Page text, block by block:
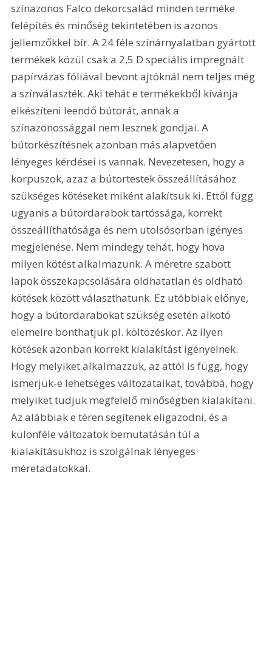
színazonos Falco dekorcsalád minden terméke
felépítés és minőség tekintetében is azonos
jellemzőkkel bír. A 24 féle színárnyalatban gyártott
termékek közül csak a 2,5 D speciális impregnált
papírvázas fóliával bevont ajtóknál nem teljes még
a színválaszték. Aki tehát e termékekből kívánja
elkészíteni leendő bútorát, annak a
színazonossággal nem lesznek gondjai. A
bútorkészítésnek azonban más alapvetően
lényeges kérdései is vannak. Nevezetesen, hogy a
korpuszok, azaz a bútortestek összeállításához
szükséges kötéseket miként alakítsuk ki. Ettől függ
ugyanis a bútordarabok tartóssága, korrekt
összeállíthatósága és nem utolsósorban igényes
megjelenése. Nem mindegy tehát, hogy hova
milyen kötést alkalmazunk. A méretre szabott
lapok összekapcsolására oldhatatlan és oldható
kötések között választhatunk. Ez utóbbiak előnye,
hogy a bútordarabokat szükség esetén alkotó
elemeire bonthatjuk pl. költözéskor. Az ilyen
kötések azonban korrekt kialakítást igényelnek.
Hogy melyiket alkalmazzuk, az attól is függ, hogy
ismerjük-e lehetséges változataikat, továbbá, hogy
melyiket tudjuk megfelelő minőségben kialakítani.
Az alábbiak e téren segítenek eligazodni, és a
különféle változatok bemutatásán túl a
kialakításukhoz is szolgálnak lényeges
méretadatokkal.